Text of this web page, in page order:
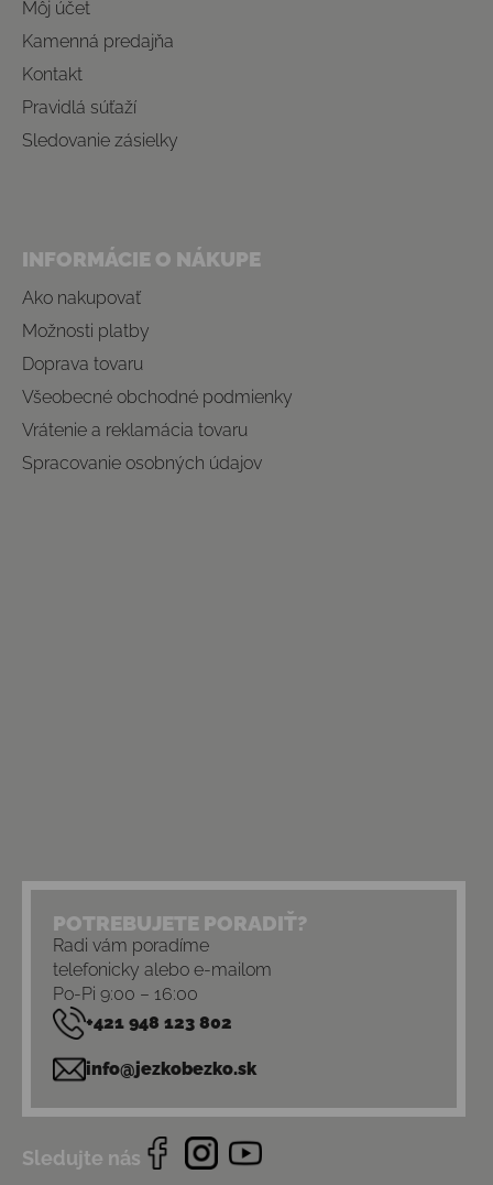
Môj účet
Kamenná predajňa
Kontakt
Pravidlá súťaží
Sledovanie zásielky
INFORMÁCIE O NÁKUPE
Ako nakupovať
Možnosti platby
Doprava tovaru
Všeobecné obchodné podmienky
Vrátenie a reklamácia tovaru
Spracovanie osobných údajov
POTREBUJETE PORADIŤ?
Radi vám poradíme
telefonicky alebo e-mailom
Po-Pi 9:00 – 16:00
+421 948 123 802
info@jezkobezko.sk
Sledujte nás